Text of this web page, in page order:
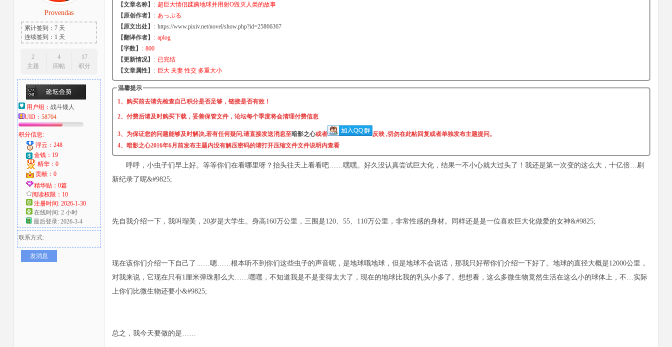
爱
好
Provendas
累计签到：7 天
连续签到：1 天
2
主题
4
回帖
17
积分
用户组： 战斗矮人
UID： 58704
积分信息:
浮云：248
金钱：19
精华：0
贡献：0
精华贴：0篇
阅读权限：10
注册时间: 2026-1-30
在线时间: 2 小时
最后登录: 2026-3-4
联系方式:
发消息
【文章名称】 : 超巨大情侣蹂躏地球并用射O毁灭人类的故事
【原创作者】 : あっぷる
【原文出处】 : https://www.pixiv.net/novel/show.php?id=25866367
【翻译作者】 : aplog
【字数】 : 800
【更新情况】 : 已完结
【文章属性】 : 巨大 夫妻 性交 多重大小
温馨提示
1、购买前去请先检查自己积分是否足够，链接是否有效！
2、付费后请及时购买下载，妥善保管文件，论坛每个季度将会清理付费信息
3、为保证您的问题能够及时解决,若有任何疑问,请直接发送消息至暗影之心或者
反映 ,切勿在此帖回复或者单独发布主题提问。
4、暗影之心2016年6月前发布主题内没有解压密码的请打开压缩文件文件说明内查看
呼呼，小虫子们早上好。等等你们在看哪里呀？抬头往天上看看吧……嘿嘿。好久没认真尝试巨大化，结果一不小心就大过头了！我还是第一次变的这么大，十亿倍…刷
新纪录了呢&#9825;
先自我介绍一下，我叫瑠美，20岁是大学生。身高160万公里，三围是120、55、110万公里，非常性感的身材。同样还是是一位喜欢巨大化做爱的女神&#9825;
现在该你们介绍一下自己了……嗯……根本听不到你们这些虫子的声音呢，是地球哦地球，但是地球不会说话，那我只好帮你们介绍一下好了。地球的直径大概是12000公里，
对我来说，它现在只有1厘米弹珠那么大……嘿嘿，不知道我是不是变得太大了，现在的地球比我的乳头小多了。想想看，这么多微生物竟然生活在这么小的球体上，不…实际
上你们比微生物还要小&#9825;
总之，我今天要做的是……